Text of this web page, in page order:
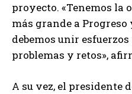
proyecto. «Tenemos la
más grande a Progreso
debemos unir
problemas y retos»,
A su vez, el presidente